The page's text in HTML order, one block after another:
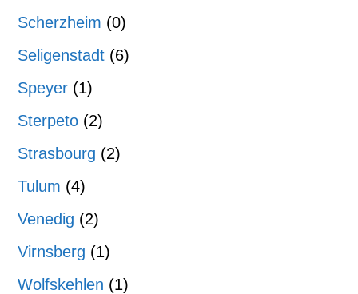
Scherzheim (0)
Seligenstadt (6)
Speyer (1)
Sterpeto (2)
Strasbourg (2)
Tulum (4)
Venedig (2)
Virnsberg (1)
Wolfskehlen (1)